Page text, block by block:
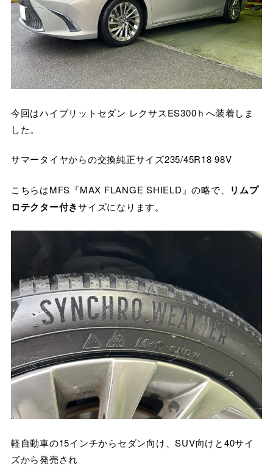
今回はハイブリットセダン レクサスES300ｈへ装着しま
した。
サマータイヤからの交換純正サイズ235/45R18 98V
こちらはMFS『MAX FLANGE SHIELD』の略で、
リムプ
ロテクター付きサイズになります。
軽自動車の15インチからセダン向け、SUV向けと40サイ
ズから発売され